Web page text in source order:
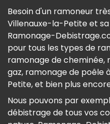
Besoin d'un ramoneur
Villenauxe-la-Petite et
Ramonage-
pour tous les types de
ramonage de cheminée,
gaz, ramonage de poêle
Petite, et bien plus
Nous pouvons par
débistrage de tous vos